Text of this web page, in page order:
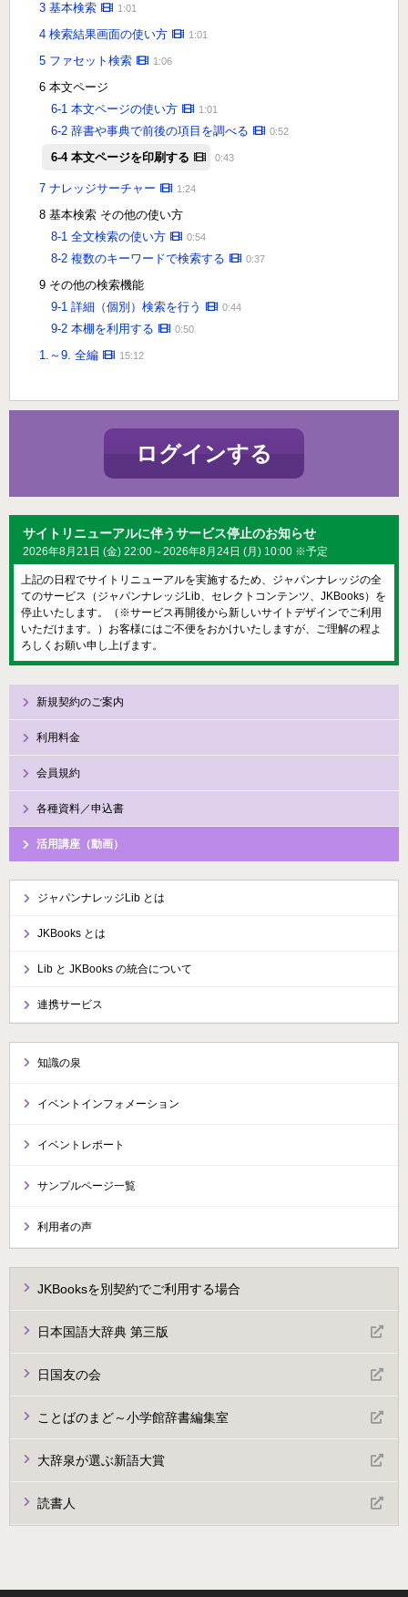
3 基本検索 1:01
4 検索結果画面の使い方 1:01
5 ファセット検索 1:06
6 本文ページ
6-1 本文ページの使い方
1:01
6-2 辞書や事典で前後の項目を調べる 0:52
6-4 本文ページを印刷する 0:43
7 ナレッジサーチャー 1:24
8 基本検索 その他の使い方
8-1 全文検索の使い方
0:54
8-2 複数のキーワードで検索する 0:37
9 その他の検索機能
9-1 詳細（個別）検索を行う
0:44
9-2 本棚を利用する 0:50
1.～9. 全編 15:12
ログインする
サイトリニューアルに伴うサービス停止のお知らせ
2026年8月21日 (金) 22:00～2026年8月24日 (月) 10:00 ※予定
上記の日程でサイトリニューアルを実施するため、ジャパンナレッジの全
てのサービス（ジャパンナレッジLib、セレクトコンテンツ、JKBooks）を
停止いたします。（※サービス再開後から新しいサイトデザインでご利用
いただけます。）お客様にはご不便をおかけいたしますが、ご理解の程よ
ろしくお願い申し上げます。
新規契約のご案内
利用料金
会員規約
各種資料／申込書
活用講座（動画）
ジャパンナレッジLib とは
JKBooks とは
Lib と JKBooks の統合について
連携サービス
知識の泉
イベントインフォメーション
イベントレポート
サンプルページ一覧
利用者の声
JKBooksを別契約でご利用する場合
日本国語大辞典 第三版
日国友の会
ことばのまど～小学館辞書編集室
大辞泉が選ぶ新語大賞
読書人